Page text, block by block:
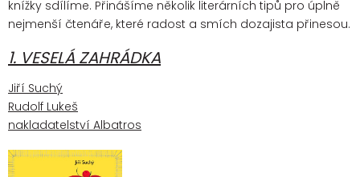
knížky sdílíme. Přinášíme několik literárních tipů pro úplně
nejmenší čtenáře, které radost a smích dozajista přinesou.
1. VESELÁ ZAHRÁDKA
Jiří Suchý
Rudolf Lukeš
nakladatelství Albatros